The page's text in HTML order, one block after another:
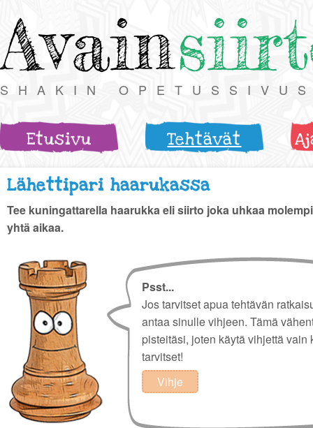
Avain
SHAKIN
Etusivu Tehtävät
Lähettipari haarukassa
Tee kuningattarella haarukka eli siirto joka uhkaa
yhtä aikaa.
Psst...
Jos tarvitset apua tehtävän
antaa sinulle vihjeen. Tämä
pisteitäsi, joten käytä vihjettä vain
tarvitset!
Vihje